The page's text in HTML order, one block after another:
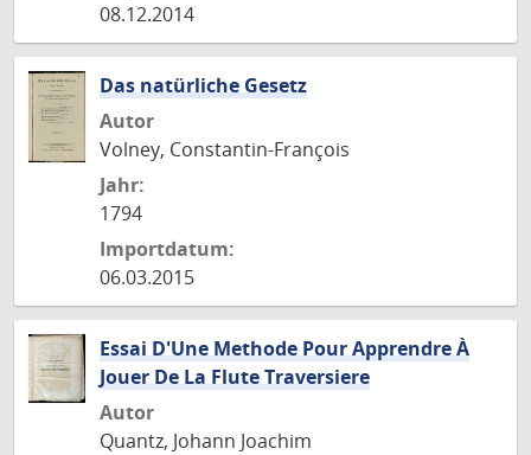
08.12.2014
Das natürliche Gesetz
Autor
Volney, Constantin-François
Jahr:
1794
Importdatum:
06.03.2015
Essai D'Une Methode Pour Apprendre À
Jouer De La Flute Traversiere
Autor
Quantz, Johann Joachim